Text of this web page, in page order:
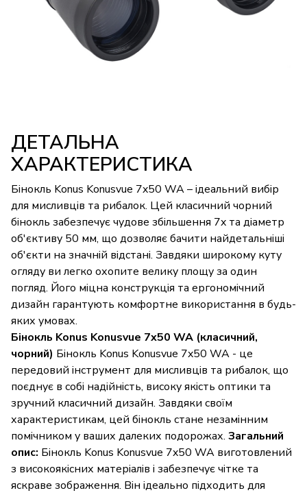
ДЕТАЛЬНА
ХАРАКТЕРИСТИКА
Бінокль Konus Konusvue 7x50 WA – ідеальний вибір
для мисливців та рибалок. Цей класичний чорний
бінокль забезпечує чудове збільшення 7x та діаметр
об'єктиву 50 мм, що дозволяє бачити найдетальніші
об'єкти на значній відстані. Завдяки широкому куту
огляду ви легко охопите велику площу за один
погляд. Його міцна конструкція та ергономічний
дизайн гарантують комфортне використання в будь-
яких умовах.
Бінокль Konus Konusvue 7x50 WA (класичний,
чорний) Бінокль Konus Konusvue 7x50 WA - це
передовий інструмент для мисливців та рибалок, що
поєднує в собі надійність, високу якість оптики та
зручний класичний дизайн. Завдяки своїм
характеристикам, цей бінокль стане незамінним
помічником у ваших далеких подорожах. Загальний
опис: Бінокль Konus Konusvue 7x50 WA виготовлений
з високоякісних матеріалів і забезпечує чітке та
яскраве зображення. Він ідеально підходить для